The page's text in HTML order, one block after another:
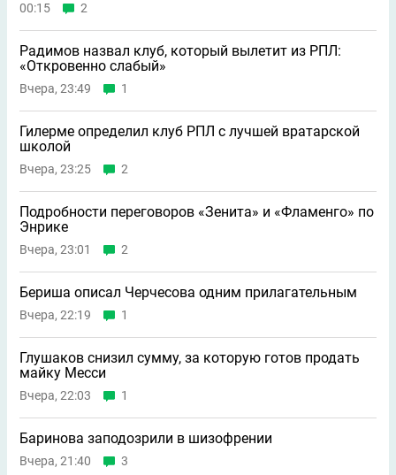
00:15 2
Радимов назвал клуб, который вылетит из РПЛ:
«Откровенно слабый»
Вчера, 23:49 1
Гилерме определил клуб РПЛ с лучшей вратарской
школой
Вчера, 23:25 2
Подробности переговоров «Зенита» и «Фламенго» по
Энрике
Вчера, 23:01 2
Бериша описал Черчесова одним прилагательным
Вчера, 22:19 1
Глушаков снизил сумму, за которую готов продать
майку Месси
Вчера, 22:03 1
Баринова заподозрили в шизофрении
Вчера, 21:40 3